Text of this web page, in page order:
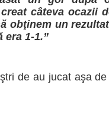
câteva ocazii
obţinem un
era 1-1.”
de au jucat aşa